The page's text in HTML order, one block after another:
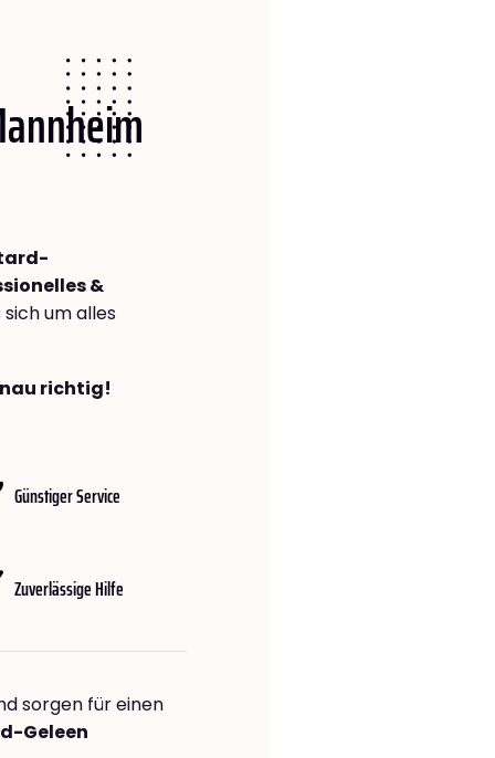
&
sich um alles
richtig!
Günstiger Service
Zuverlässige Hilfe
sorgen für einen
Geleen